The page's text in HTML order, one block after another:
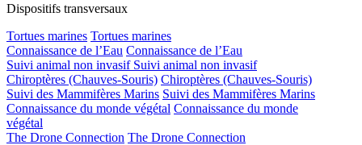
Dispositifs transversaux
Tortues marines Tortues marines
Connaissance de l’Eau Connaissance de l’Eau
Suivi animal non invasif Suivi animal non invasif
Chiroptères (Chauves-Souris) Chiroptères (Chauves-Souris)
Suivi des Mammifères Marins Suivi des Mammifères Marins
Connaissance du monde végétal Connaissance du monde
végétal
The Drone Connection The Drone Connection